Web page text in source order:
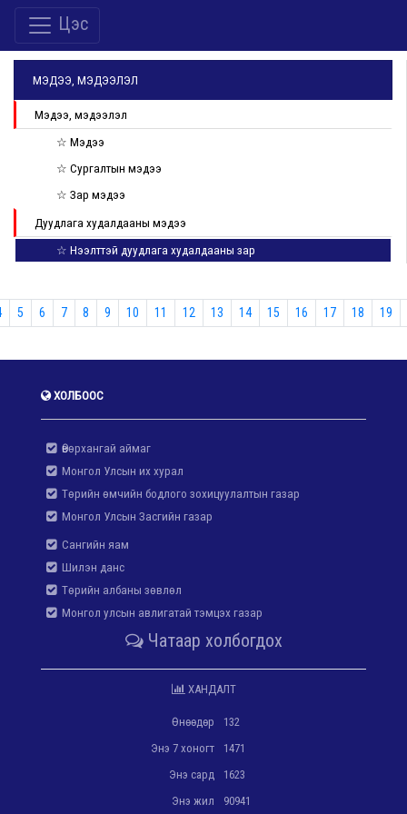
Цэс
МЭДЭЭ, МЭДЭЭЛЭЛ
Мэдээ, мэдээлэл
☆ Мэдээ
☆ Сургалтын мэдээ
☆ Зар мэдээ
Дуудлага худалдааны мэдээ
☆ Нээлттэй дуудлага худалдааны зар
5 6 7 8 9 10 11 12 13 14 15 16 17 18 19
ХОЛБООС
Өвөрхангай аймаг
Монгол Улсын их хурал
Төрийн өмчийн бодлого зохицуулалтын газар
Монгол Улсын Засгийн газар
Сангийн яам
Шилэн данс
Төрийн албаны зөвлөл
Монгол улсын авлигатай тэмцэх газар
Чатаар холбогдох
ХАНДАЛТ
Өнөөдөр
132
Энэ 7 хоногт
1471
Энэ сард
1623
Энэ жил
90941